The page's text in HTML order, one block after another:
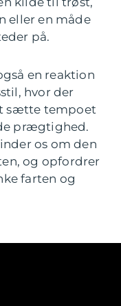
eller en måde
på.
en reaktion
hvor der
sætte tempoet
prægtighed.
os om den
og opfordrer
farten og